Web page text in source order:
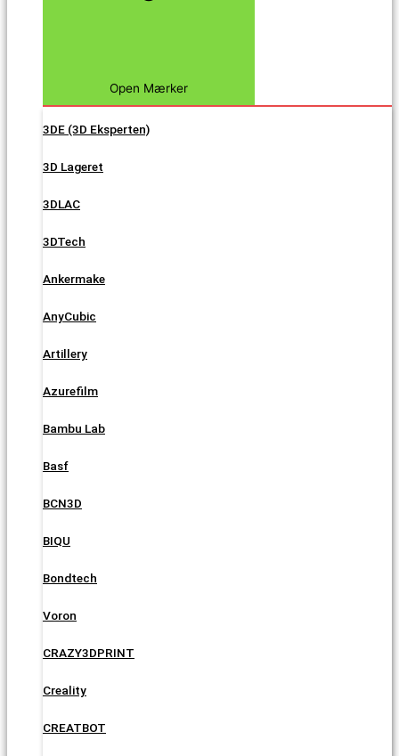
Open Mærker
3DE (3D Eksperten)
3D Lageret
3DLAC
3DTech
Ankermake
AnyCubic
Artillery
Azurefilm
Bambu Lab
Basf
BCN3D
BIQU
Bondtech
Voron
CRAZY3DPRINT
Creality
CREATBOT